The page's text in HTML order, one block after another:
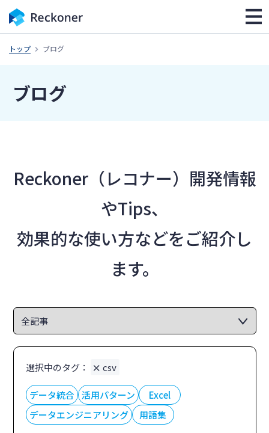
トップ ブログ
ブログ
Reckoner（レコナー）開発情報
やTips、
効果的な使い方などをご紹介し
ます。
選択中のタグ： csv
データ統合 活用パターン
Excel
データエンジニアリング
用語集